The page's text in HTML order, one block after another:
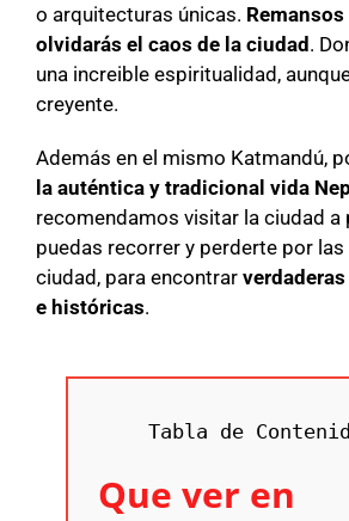
o arquitecturas únicas.
olvidarás el caos de la ciudad .
una increible espiritualidad,
creyente.
Además en el mismo Katmandú,
la auténtica y tradicional vida
recomendamos visitar la ciudad a
puedas recorrer y perderte por
ciudad, para encontrar
e históricas.
Tabla de
Que ver en